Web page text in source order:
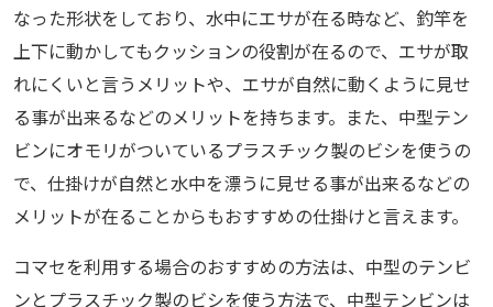
なった形状をしており、水中にエサが在る時など、釣竿を
上下に動かしてもクッションの役割が在るので、エサが取
れにくいと言うメリットや、エサが自然に動くように見せ
る事が出来るなどのメリットを持ちます。また、中型テン
ビンにオモリがついているプラスチック製のビシを使うの
で、仕掛けが自然と水中を漂うに見せる事が出来るなどの
メリットが在ることからもおすすめの仕掛けと言えます。
コマセを利用する場合のおすすめの方法は、中型のテンビ
ンとプラスチック製のビシを使う方法で、中型テンビンは